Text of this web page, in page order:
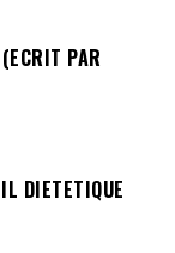
PAR
DIETETIQUE